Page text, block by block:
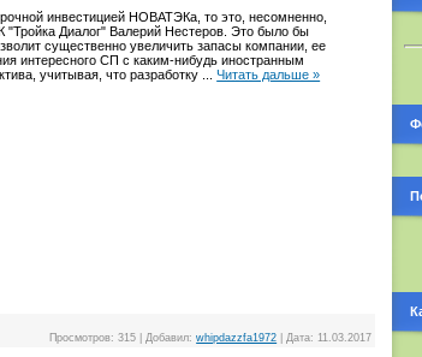
инвестицией НОВАТЭКа, то это, несомненно,
"Тройка Диалог" Валерий Нестеров. Это было бы
существенно увеличить запасы компании, ее
интересного СП с каким-нибудь иностранным
учитывая, что разработку
...Читать дальше »
Просмотров: 315 Добавил: whipdazzfa1972 Дата: 11.03.2017